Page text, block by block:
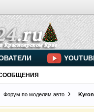
Форум по моделям авто Kyron
клуба!
вTelegram-чате.
Чип-